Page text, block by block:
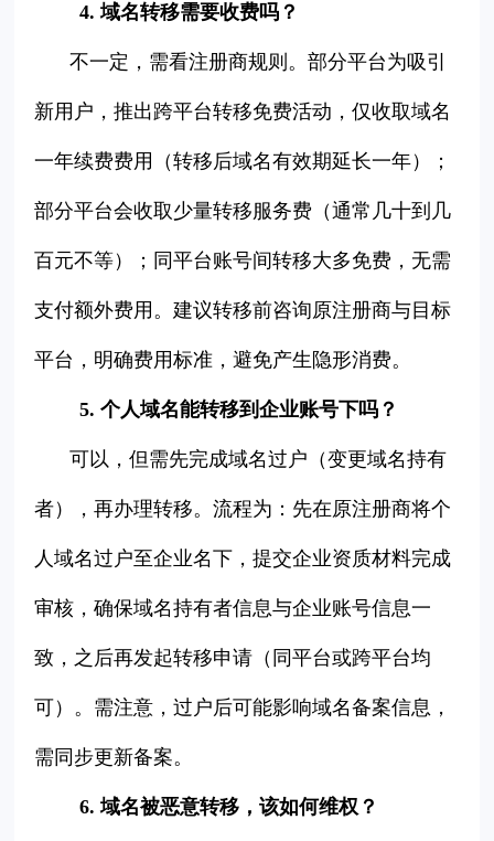
4. 域名转移需要收费吗？
不一定，需看注册商规则。部分平台为吸引
新用户，推出跨平台转移免费活动，仅收取域名
一年续费费用（转移后域名有效期延长一年）；
部分平台会收取少量转移服务费（通常几十到几
百元不等）；同平台账号间转移大多免费，无需
支付额外费用。建议转移前咨询原注册商与目标
平台，明确费用标准，避免产生隐形消费。
5. 个人域名能转移到企业账号下吗？
可以，但需先完成域名过户（变更域名持有
者），再办理转移。流程为：先在原注册商将个
人域名过户至企业名下，提交企业资质材料完成
审核，确保域名持有者信息与企业账号信息一
致，之后再发起转移申请（同平台或跨平台均
可）。需注意，过户后可能影响域名备案信息，
需同步更新备案。
6. 域名被恶意转移，该如何维权？